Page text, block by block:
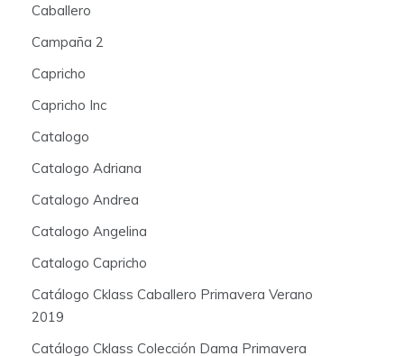
Caballero
Campaña 2
Capricho
Capricho Inc
Catalogo
Catalogo Adriana
Catalogo Andrea
Catalogo Angelina
Catalogo Capricho
Catálogo Cklass Caballero Primavera Verano
2019
Catálogo Cklass Colección Dama Primavera